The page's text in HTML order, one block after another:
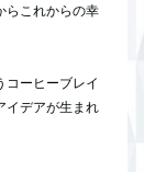
らこれからの幸
コーヒーブレイ
イデアが生まれ